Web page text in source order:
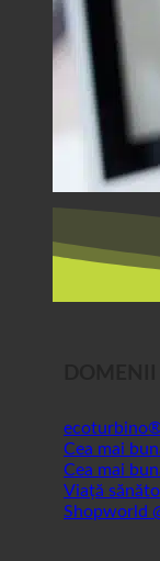
Cea mai
Cea mai
Viață
Shopworld